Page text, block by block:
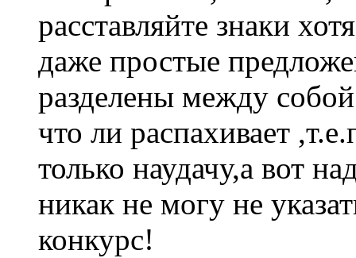
расставляйте знаки
даже простые
разделены между
что ли распахивает
только наудачу,а вот
никак не могу не
конкурс!